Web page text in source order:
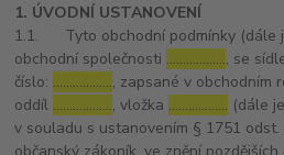
1. ÚVODNÍ USTANOVENÍ
1.1. Tyto obchodní podmínky (dále
obchodní společnosti ………………, se
číslo: ………………, zapsané v obchodním
oddíl ………………, vložka ……………… (dále
v souladu s ustanovením § 1751 odst.